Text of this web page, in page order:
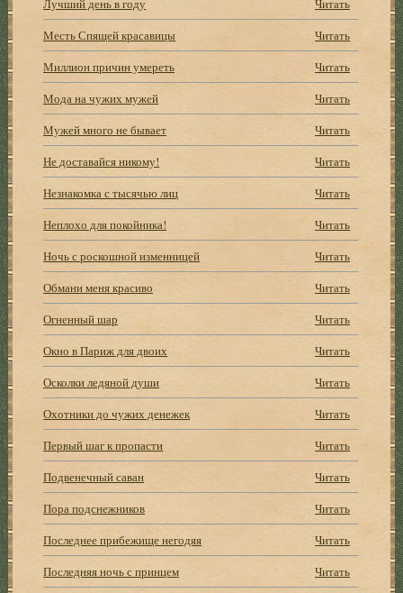
Лучший день в году
Читать
Месть Спящей красавицы
Читать
Миллион причин умереть
Читать
Мода на чужих мужей
Читать
Мужей много не бывает
Читать
Не доставайся никому!
Читать
Незнакомка с тысячью лиц
Читать
Неплохо для покойника!
Читать
Ночь с роскошной изменницей
Читать
Обмани меня красиво
Читать
Огненный шар
Читать
Окно в Париж для двоих
Читать
Осколки ледяной души
Читать
Охотники до чужих денежек
Читать
Первый шаг к пропасти
Читать
Подвенечный саван
Читать
Пора подснежников
Читать
Последнее прибежище негодяя
Читать
Последняя ночь с принцем
Читать